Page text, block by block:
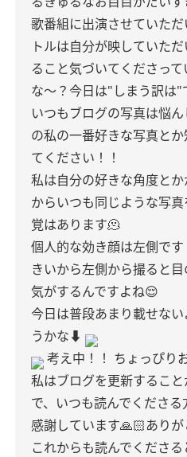
歌番組に出演させていた
トルは自分が映していた
ること気づいてくださっ
な〜？今日は"しまう訳は"
いつもブログの写真は悩
の私の一番好きな写真と
てください！！
私は自分の好きな角度と
からいつも同じような写
覚はあります🫠
個人的な効き顔は左側で
きいから左側から撮ると
気がするんですよね😌
今日は普段あまり載せな
うかな⬇️
考え中！！ ちょっぴり
私はブログを更新するこ
で、いつも読んでくださ
感謝しています🙏🏻ありが
これからも読んでくださ